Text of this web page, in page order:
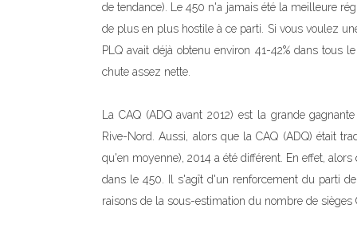
de tendance). Le 450 n'a jamais été la meilleure
de plus en plus hostile à ce parti. Si vous voulez
PLQ avait déjà obtenu environ 41-42% dans tous
chute assez nette.
La CAQ (ADQ avant 2012) est la grande
Rive-Nord. Aussi, alors que la CAQ (ADQ) était
qu'en moyenne), 2014 a été différent. En effet,
dans le 450. Il s'agît d'un renforcement du parti
raisons de la sous-estimation du nombre de sièges